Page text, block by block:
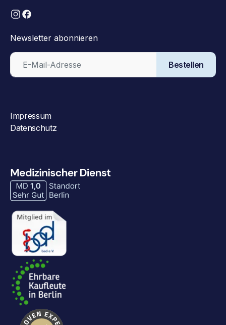
Newsletter abonnieren
Bestellen
Impressum
Datenschutz